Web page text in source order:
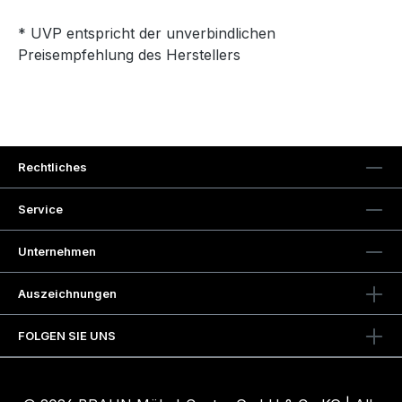
* UVP entspricht der unverbindlichen
Preisempfehlung des Herstellers
Rechtliches
Service
Unternehmen
Auszeichnungen
FOLGEN SIE UNS